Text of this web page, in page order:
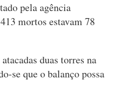
pela agência
mortos estavam 78
duas torres na
se que o balanço possa